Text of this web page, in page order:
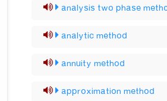
analysis two phase
analytic method
annuity method
approximation method